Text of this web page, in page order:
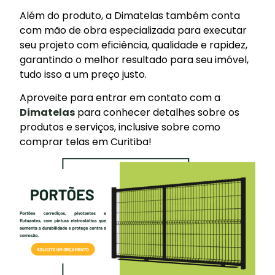
Além do produto, a Dimatelas também conta
com mão de obra especializada para executar
seu projeto com eficiência, qualidade e rapidez,
garantindo o melhor resultado para seu imóvel,
tudo isso a um preço justo.
Aproveite para entrar em contato com a
Dimatelas para conhecer detalhes sobre os
produtos e serviços, inclusive sobre como
comprar telas em Curitiba!